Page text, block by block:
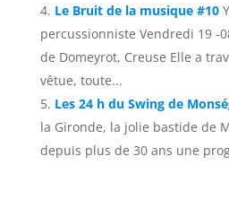
Le Bruit de la musique #10
percussionniste Vendredi 19 -
de Domeyrot, Creuse Elle a
vêtue, toute...
Les 24 h du Swing de
la Gironde, la jolie bastide de
depuis plus de 30 ans une